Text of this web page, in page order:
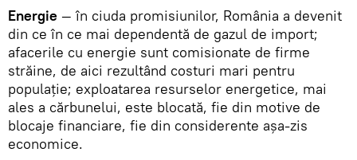
Energie — în ciuda promisiunilor, România a devenit
din ce în ce mai dependentă de gazul de import;
afacerile cu energie sunt comisionate de firme
străine, de aici rezultând costuri mari pentru
populaţie; exploatarea resurselor energetice, mai
ales a cărbunelui, este blocată, fie din motive de
blocaje financiare, fie din considerente aşa-zis
economice.